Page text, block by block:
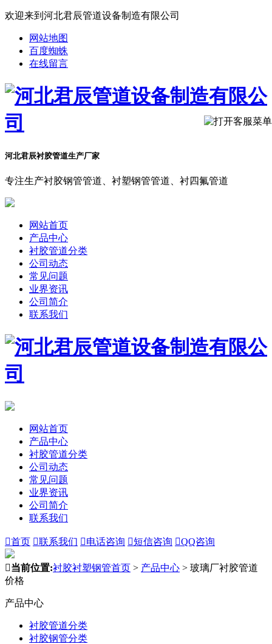
欢迎来到河北君辰管道设备制造有限公司
网站地图
百度蜘蛛
在线留言
河北君辰衬胶管道生产厂家
专注生产衬胶钢管管道、衬塑钢管管道、衬四氟管道
网站首页
产品中心
衬胶管道分类
公司动态
常见问题
业界资讯
公司简介
联系我们
网站首页
产品中心
衬胶管道分类
公司动态
常见问题
业界资讯
公司简介
联系我们
首页 联系我们 电话咨询 短信咨询 QQ咨询
当前位置:衬胶衬塑钢管首页 > 产品中心 > 玻璃厂衬胶管道
价格
产品中心
衬胶管道分类
衬胶钢管分类